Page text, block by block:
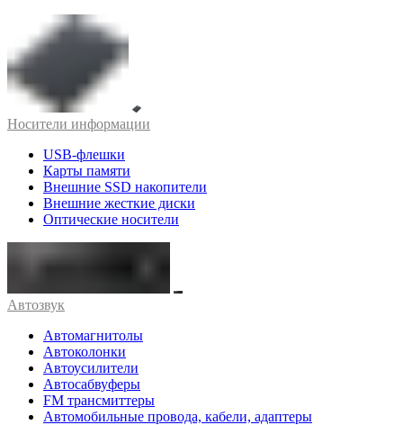
Носители информации
USB-флешки
Карты памяти
Внешние SSD накопители
Внешние жесткие диски
Оптические носители
Автозвук
Автомагнитолы
Автоколонки
Автоусилители
Автосабвуферы
FM трансмиттеры
Автомобильные провода, кабели, адаптеры